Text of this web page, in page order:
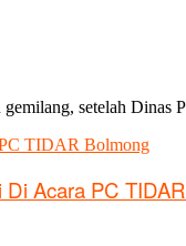
setelah
Acara PC